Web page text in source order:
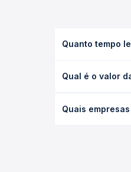
Quanto tempo
executivo ou
Qual é o valor
poltrona e a
Quais